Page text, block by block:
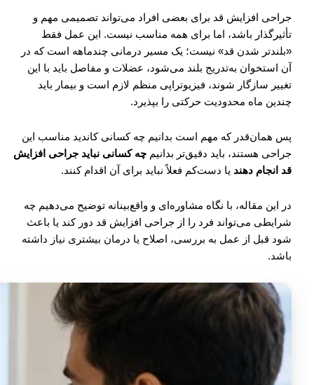
جراحی افزایش قد برای بعضی افراد می‌تواند تصمیمی مهم و
تأثیرگذار باشد، اما برای همه مناسب نیست. این عمل فقط
«بلندتر شدن قد» نیست؛ یک مسیر درمانی چندماهه است که در
آن استخوان به‌تدریج بلند می‌شود، عضلات و مفاصل باید با این
تغییر سازگار شوند، فیزیوتراپی منظم لازم است و بیمار باید
چندین ماه محدودیت حرکتی را بپذیرد.
پس همان‌قدر که مهم است بدانیم چه کسانی کاندید مناسب این
جراحی هستند، باید دقیق‌تر بدانیمچه کسانی نباید جراحی افزایش
قد انجام دهندیا دست‌کم فعلاً نباید برای آن اقدام کنند.
در این مقاله، با نگاه مشاوره‌ای و واقع‌بینانه توضیح می‌دهیم چه
شرایطی می‌تواند فرد را از جراحی افزایش قد دور کند یا باعث
شود قبل از عمل به بررسی، اصلاح یا درمان بیشتری نیاز داشته
باشد.